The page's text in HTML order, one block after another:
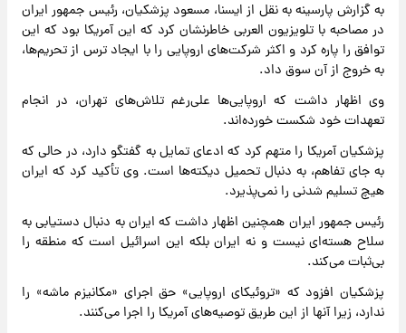
به گزارش پارسینه به نقل از ایسنا، مسعود پزشکیان، رئیس جمهور ایران
در مصاحبه با تلویزیون العربی خاطرنشان کرد که این آمریکا بود که این
توافق را پاره کرد و اکثر شرکت‌های اروپایی را با ایجاد ترس از تحریم‌ها،
به خروج از آن سوق داد.
وی اظهار داشت که اروپایی‌ها علی‌رغم تلاش‌های تهران، در انجام
تعهدات خود شکست خورده‌اند.
پزشکیان آمریکا را متهم کرد که ادعای تمایل به گفتگو دارد، در حالی که
به جای تفاهم، به دنبال تحمیل دیکته‌ها است. وی تأکید کرد که ایران
هیچ تسلیم شدنی را نمی‌پذیرد.
رئیس جمهور ایران همچنین اظهار داشت که ایران به دنبال دستیابی به
سلاح هسته‌ای نیست و نه ایران بلکه این اسرائیل است که منطقه را
بی‌ثبات می‌کند.
پزشکیان افزود که «تروئیکای اروپایی» حق اجرای «مکانیزم ماشه» را
ندارد، زیرا آنها از این طریق توصیه‌های آمریکا را اجرا می‌کنند.